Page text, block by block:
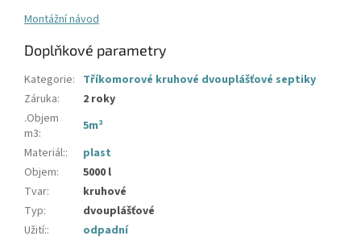
Montážní návod
Doplňkové parametry
Kategorie: Tříkomorové kruhové dvouplášťové septiky
Záruka:
2 roky
.Objem
m3:
5m³
Materiál::
plast
Objem:
5000 l
Tvar:
kruhové
Typ:
dvouplášťové
Užití::
odpadní